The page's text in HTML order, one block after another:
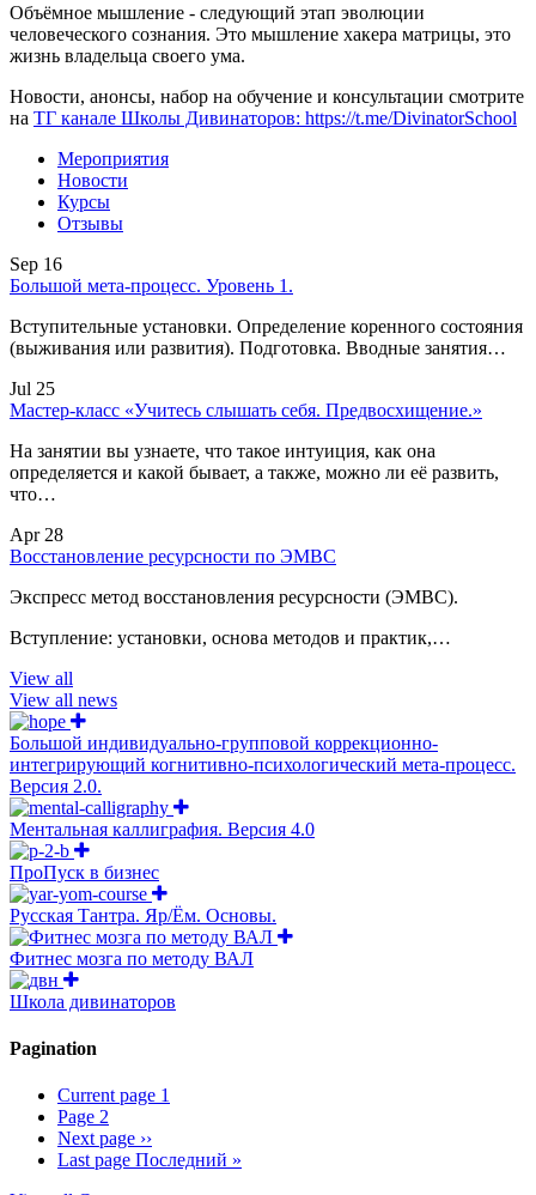
Объёмное мышление - следующий этап эволюции
человеческого сознания. Это мышление хакера матрицы, это
жизнь владельца своего ума.
Новости, анонсы, набор на обучение и консультации смотрите
на ТГ канале Школы Дивинаторов: https://t.me/DivinatorSchool
Мероприятия
Новости
Курсы
Отзывы
Sep 16
Большой мета-процесс. Уровень 1.
Вступительные установки. Определение коренного состояния
(выживания или развития). Подготовка. Вводные занятия…
Jul 25
Мастер-класс «Учитесь слышать себя. Предвосхищение.»
На занятии вы узнаете, что такое интуиция, как она
определяется и какой бывает, а также, можно ли её развить,
что…
Apr 28
Восстановление ресурсности по ЭМВС
Экспресс метод восстановления ресурсности (ЭМВС).
Вступление: установки, основа методов и практик,…
View all
View all news
Большой индивидуально-групповой коррекционно-
интегрирующий когнитивно-психологический мета-процесс.
Версия 2.0.
Ментальная каллиграфия. Версия 4.0
ПроПуск в бизнес
Русская Тантра. Яр/Ём. Основы.
Фитнес мозга по методу ВАЛ
Школа дивинаторов
Pagination
Current page 1
Page 2
Next page ››
Last page Последний »